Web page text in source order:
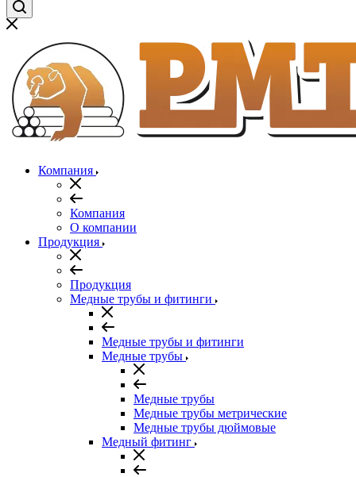
Компания
Компания
О компании
Продукция
Продукция
Медные трубы и фитинги
Медные трубы и фитинги
Медные трубы
Медные трубы
Медные трубы метрические
Медные трубы дюймовые
Медный фитинг